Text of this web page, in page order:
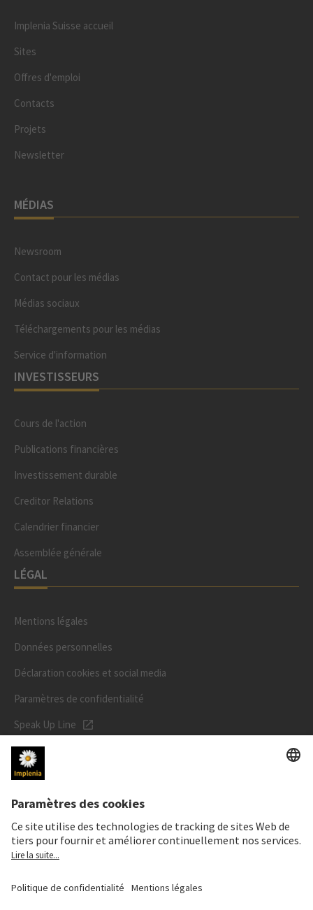
Implenia Suisse accueil
Sites
Offres d'emploi
Contacts
Projets
Newsletter
MÉDIAS
Newsroom
Contact pour les médias
Médias sociaux
Téléchargements pour les médias
Service d'information
INVESTISSEURS
Cours de l'action
Publications financières
Investissement durable
Creditor Relations
Calendrier financier
Assemblée générale
LÉGAL
Mentions légales
Données personnelles
Déclaration cookies et social media
Paramètres de confidentialité
Speak Up Line
PRIX DE L'ACTION
ISIN: CH0023868554
62,30 CHF
-0,40 CHF (-0,64%)
Details